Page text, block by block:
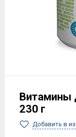
Витамины
230 г
Добавить в